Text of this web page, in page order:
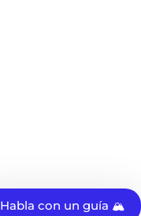
Habla con un guía 🏔️